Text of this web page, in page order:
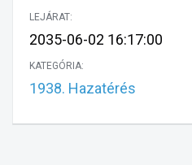
LEJÁRAT:
2035-06-02 16:17:00
KATEGÓRIA:
1938. Hazatérés